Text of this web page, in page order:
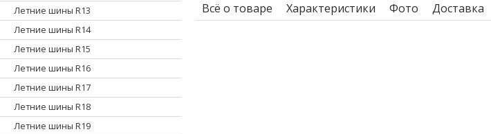
Летние шины R13
Летние шины R14
Летние шины R15
Летние шины R16
Летние шины R17
Летние шины R18
Летние шины R19
Всё о товаре Характеристики Фото Доставка